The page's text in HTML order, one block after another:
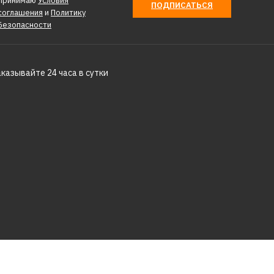
и Политику
ПОДПИСАТЬСЯ
24 часа в сутки